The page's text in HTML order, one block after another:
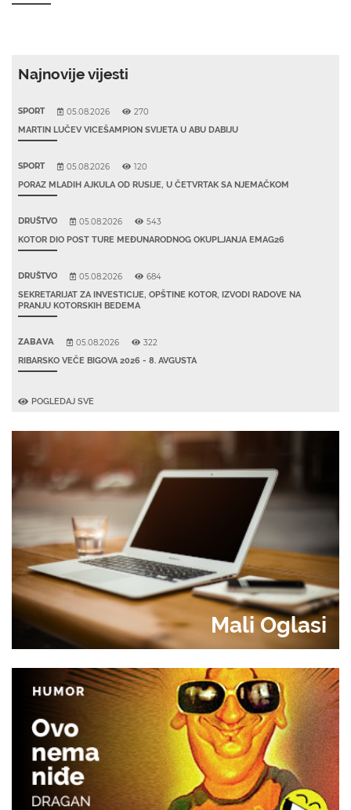
Najnovije vijesti
SPORT 05.08.2026 270
MARTIN LUČEV VICEŠAMPION SVIJETA U ABU DABIJU
SPORT 05.08.2026 120
PORAZ MLADIH AJKULA OD RUSIJE, U ČETVRTAK SA NJEMAČKOM
DRUŠTVO 05.08.2026 543
KOTOR DIO POST TURE MEĐUNARODNOG OKUPLJANJA EMAG26
DRUŠTVO 05.08.2026 684
SEKRETARIJAT ZA INVESTICIJE, OPŠTINE KOTOR, IZVODI RADOVE NA
PRANJU KOTORSKIH BEDEMA
ZABAVA 05.08.2026 322
RIBARSKO VEČE BIGOVA 2026 - 8. AVGUSTA
POGLEDAJ SVE
Mali Oglasi